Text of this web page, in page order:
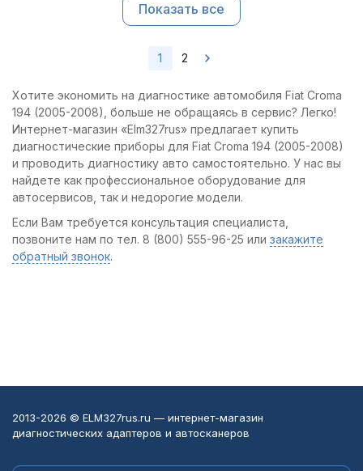
Показать все
1 2
Хотите экономить на диагностике автомобиля Fiat Croma
194 (2005-2008), больше не обращаясь в сервис? Легко!
Интернет-магазин «Elm327rus» предлагает купить
диагностические приборы для Fiat Croma 194 (2005-2008)
и проводить диагностику авто самостоятельно. У нас вы
найдете как профессиональное оборудование для
автосервисов, так и недорогие модели.
Если Вам требуется консультация специалиста,
позвоните нам по тел. 8 (800) 555-96-25 или закажите
обратный звонок.
2013-2026 © ELM327rus.ru — интернет-магазин
диагностических адаптеров и автосканеров